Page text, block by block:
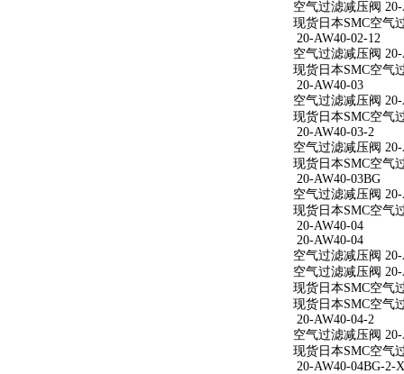
空气过滤减压阀 20-
现货日本SMC空气
20-AW40-02-12
空气过滤减压阀 20-
现货日本SMC空气
20-AW40-03
空气过滤减压阀 20-
现货日本SMC空气
20-AW40-03-2
空气过滤减压阀
现货日本SMC空气
20-AW40-03BG
空气过滤减压阀 20-
现货日本SMC空气
20-AW40-04
20-AW40-04
空气过滤减压阀 20-
空气过滤减压阀 20-
现货日本SMC空气
现货日本SMC空气
20-AW40-04-2
空气过滤减压阀
现货日本SMC空气
20-AW40-04BG-2-